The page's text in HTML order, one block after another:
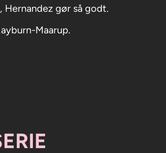
Hernandez gør så godt.
Maarup.